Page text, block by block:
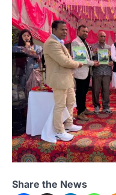
Share the News